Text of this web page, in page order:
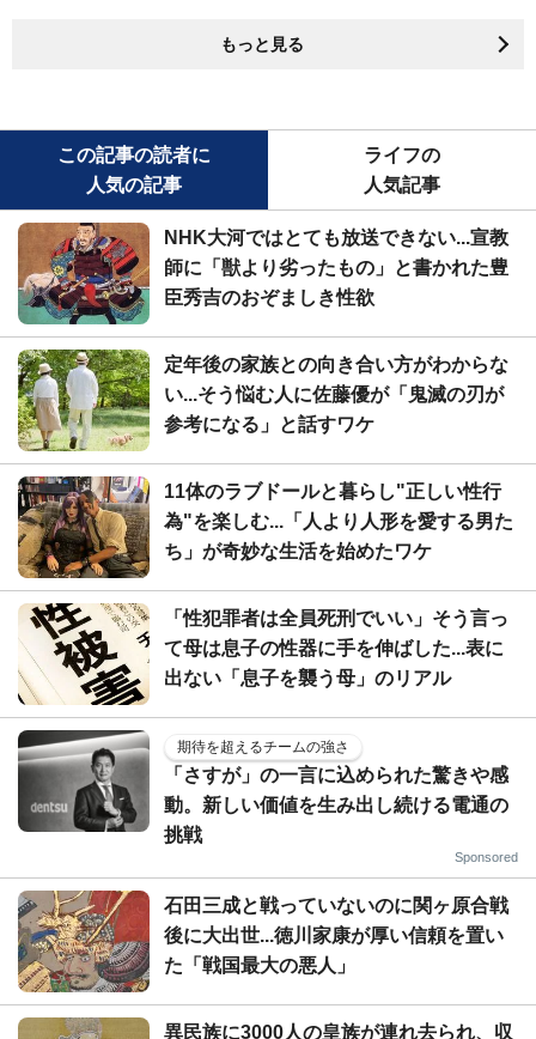
もっと見る
この記事の読者に
人気の記事
ライフの
人気記事
NHK大河ではとても放送できない...宣教
師に「獣より劣ったもの」と書かれた豊
臣秀吉のおぞましき性欲
定年後の家族との向き合い方がわからな
い...そう悩む人に佐藤優が「鬼滅の刃が
参考になる」と話すワケ
11体のラブドールと暮らし"正しい性行
為"を楽しむ...「人より人形を愛する男た
ち」が奇妙な生活を始めたワケ
「性犯罪者は全員死刑でいい」そう言っ
て母は息子の性器に手を伸ばした...表に
出ない「息子を襲う母」のリアル
期待を超えるチームの強さ
「さすが」の一言に込められた驚きや感
動。新しい価値を生み出し続ける電通の
挑戦
Sponsored
石田三成と戦っていないのに関ヶ原合戦
後に大出世...徳川家康が厚い信頼を置い
た「戦国最大の悪人」
異民族に3000人の皇族が連れ去られ、収